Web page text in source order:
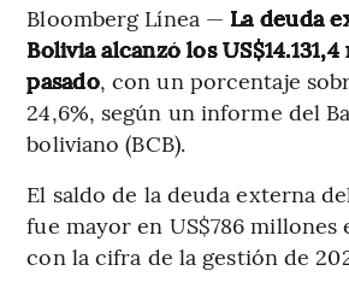
Bloomberg Línea — La deuda
Bolivia alcanzó los
pasado, con un porcentaje
24,6%, según un informe del
boliviano (BCB).
El saldo de la deuda externa
fue mayor en US$786 millones
con la cifra de la gestión de